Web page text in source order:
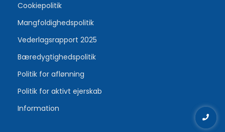
Cookiepolitik
Mangfoldighedspolitik
Vederlagsrapport 2025
Bæredygtighedspolitik
Politik for aflønning
Politik for aktivt ejerskab
Information